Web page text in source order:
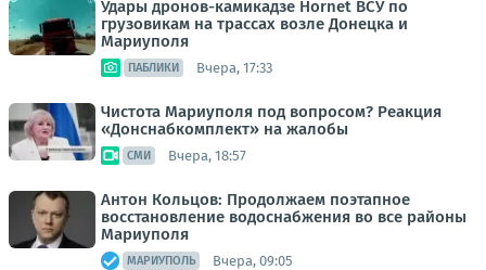
Удары дронов-камикадзе Hornet ВСУ по
грузовикам на трассах возле Донецка и
Мариуполя
ПАБЛИКИ Вчера, 17:33
Чистота Мариуполя под вопросом? Реакция
«Донснабкомплект» на жалобы
СМИ Вчера, 18:57
Антон Кольцов: Продолжаем поэтапное
восстановление водоснабжения во все районы
Мариуполя
МАРИУПОЛЬ Вчера, 09:05